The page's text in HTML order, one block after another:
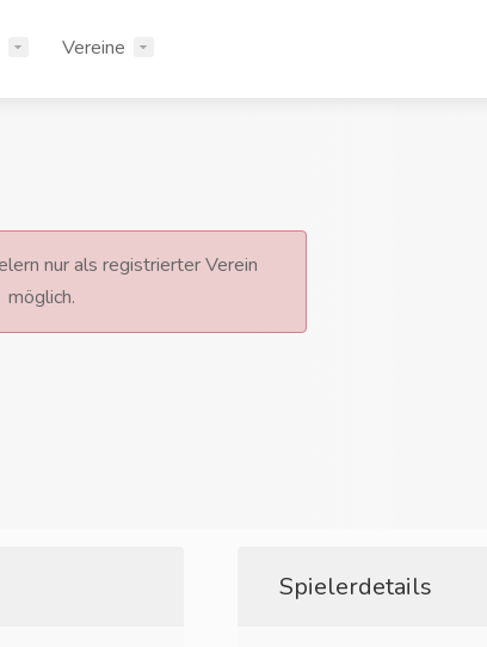
Vereine
nur als registrierter Verein
möglich.
Spielerdetails